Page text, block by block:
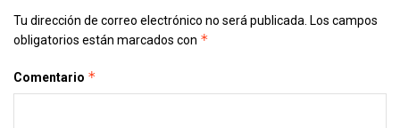
Tu dirección de correo electrónico no será publicada. Los campos
obligatorios están marcados con *
Comentario *